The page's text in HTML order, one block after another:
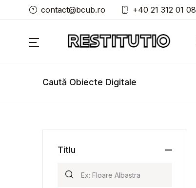
contact@bcub.ro +40 21 312 01 08
Caută Obiecte Digitale
Titlu